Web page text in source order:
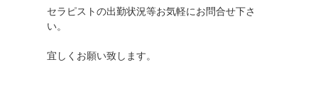
セラピストの出勤状況等お気軽にお問合せ下さ
い。
宜しくお願い致します。